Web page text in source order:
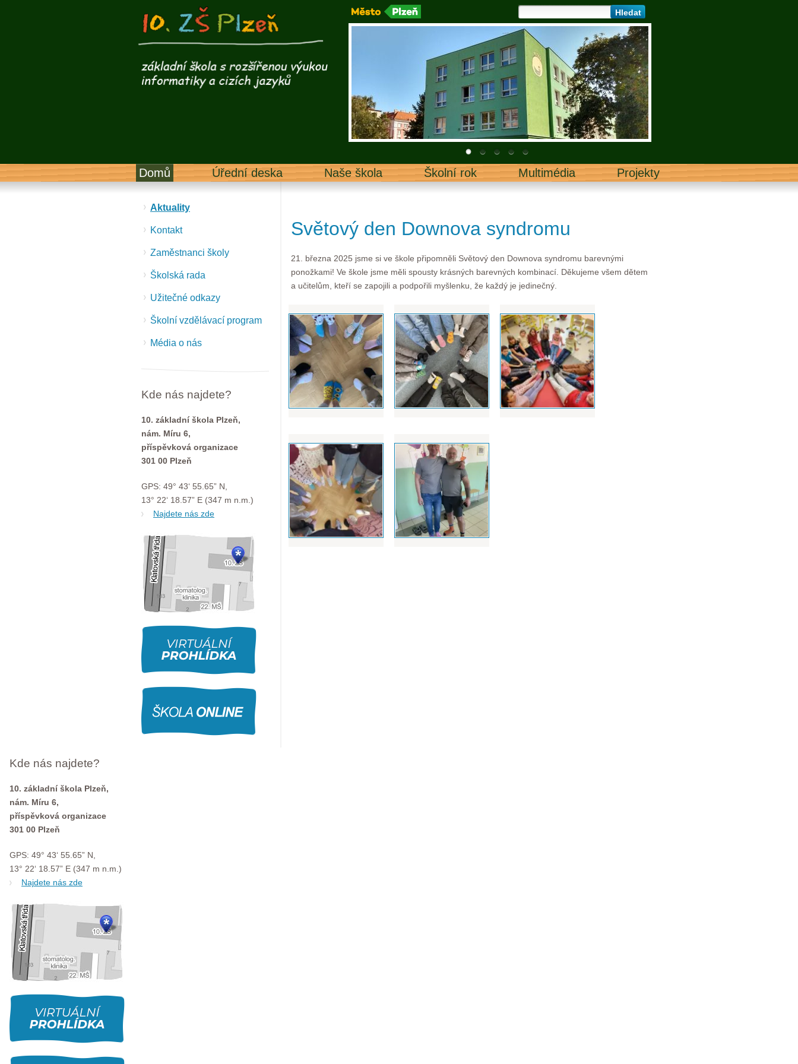
Domů Úřední deska Naše škola Školní rok Multimédia Projekty
Aktuality
Kontakt
Zaměstnanci školy
Školská rada
Užitečné odkazy
Školní vzdělávací program
Média o nás
Kde nás najdete?
10. základní škola Plzeň,
nám. Míru 6,
příspěvková organizace
301 00 Plzeň
GPS: 49° 43‘ 55.65” N,
13° 22‘ 18.57” E (347 m n.m.)
Najdete nás zde
Světový den Downova syndromu
21. března 2025 jsme si ve škole připomněli Světový den Downova syndromu barevnými
ponožkami! Ve škole jsme měli spousty krásných barevných kombinací. Děkujeme všem dětem
a učitelům, kteří se zapojili a podpořili myšlenku, že každý je jedinečný.
Kde nás najdete?
10. základní škola Plzeň,
nám. Míru 6,
příspěvková organizace
301 00 Plzeň
GPS: 49° 43‘ 55.65” N,
13° 22‘ 18.57” E (347 m n.m.)
Najdete nás zde